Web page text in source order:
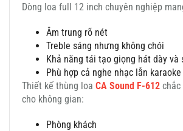
Dòng loa full 12 inch chuyên nghiệp
Âm trung rõ nét
Treble sáng nhưng không chói
Khả năng tái tạo giọng hát dày và
Phù hợp cả nghe nhạc lẫn karaoke
Thiết kế thùng loa CA Sound F-612 chắc
cho không gian:
Phòng khách